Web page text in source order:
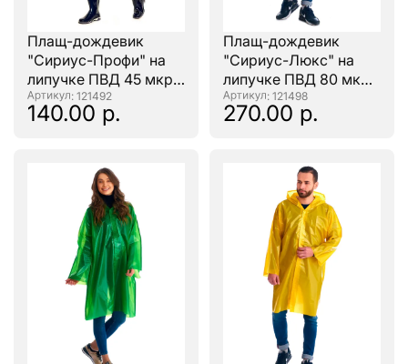
Плащ-дождевик
"Сириус-Профи" на
липучке ПВД 45 мкр.
зеленый, пропаянные
швы
: 121492
140.00 р.
Плащ-дождевик
"Сириус-Люкс" на
липучке ПВД 80 мкр.
красный, пропаянные
швы
: 121498
270.00 р.